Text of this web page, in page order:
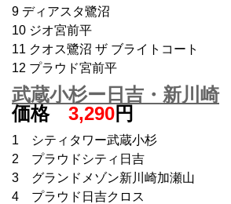
9 ディアスタ鷺沼
10 ジオ宮前平
11 クオス鷺沼 ザ ブライトコート
12 プラウド宮前平
武蔵小杉ー日吉・新川崎
価格 3,290円
1 シティタワー武蔵小杉
2 プラウドシティ日
3 グランドメゾン新川崎加瀬山
4 プラウド日吉クロス